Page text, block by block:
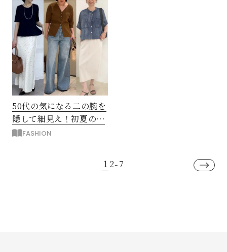
50代の気になる二の腕を
隠して細見え！初夏のお
しゃれな「五分袖トップ
FASHION
1 2-7